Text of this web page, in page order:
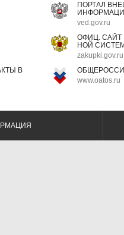
ПОРТАЛ
ved.gov.ru
ОФИЦ.
НОЙ
zakupki.gov.ru
В
www.oatos.ru